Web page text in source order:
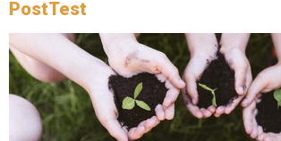
PostTest